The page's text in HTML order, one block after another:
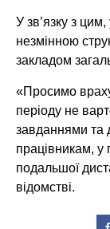
У зв’язку з
незмінною
закладом
«Просимо
періоду не
завданнями та
працівникам, у
подальшої
відомстві.